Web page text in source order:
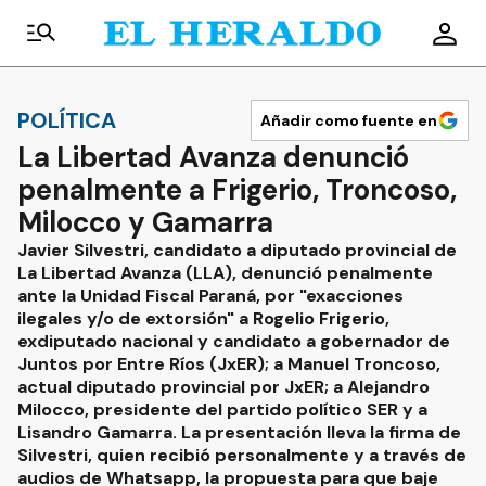
POLÍTICA Añadir como fuente en
La Libertad Avanza denunció
penalmente a Frigerio, Troncoso,
Milocco y Gamarra
Javier Silvestri, candidato a diputado provincial de
La Libertad Avanza (LLA), denunció penalmente
ante la Unidad Fiscal Paraná, por "exacciones
ilegales y/o de extorsión" a Rogelio Frigerio,
exdiputado nacional y candidato a gobernador de
Juntos por Entre Ríos (JxER); a Manuel Troncoso,
actual diputado provincial por JxER; a Alejandro
Milocco, presidente del partido político SER y a
Lisandro Gamarra. La presentación lleva la firma de
Silvestri, quien recibió personalmente y a través de
audios de Whatsapp, la propuesta para que baje